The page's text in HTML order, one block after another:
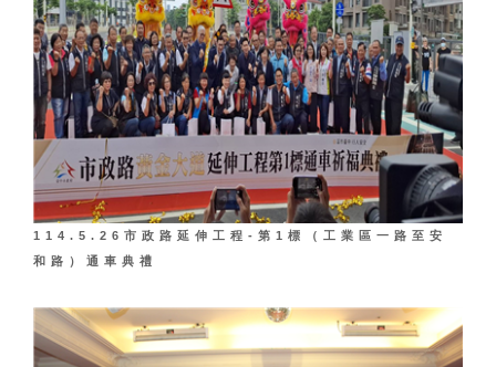
114.5.26市政路延伸工程-第1標（工業區一路至安
和路）通車典禮